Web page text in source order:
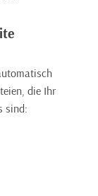
die Ihr
sind: